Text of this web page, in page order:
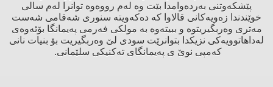
پێشكەوتنی بەردەوامدا بێت وە لەم رووەوە توانرا لەم سالی
خوێندندا زەویەكانی قالاوا كە دەكەویتە سنوری شەقامی شەست
مەتری وەربگیریتوە و ببیتەوە بە مولكی فەرمی پەیمانگا بۆئەوەی
لەداهاتوویەكی نزیكدا بتوانرێت سودی لێ وەربگیریت بۆ بنیات نانی
كەمپی نوێ ی پەیمانگای تەكنیكی سلێمانی.